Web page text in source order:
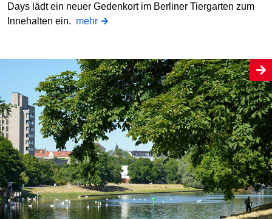
Days lädt ein neuer Gedenkort im Berliner Tiergarten zum
Innehalten ein. mehr